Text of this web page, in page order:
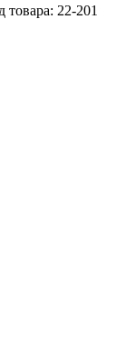
товара: 22-201